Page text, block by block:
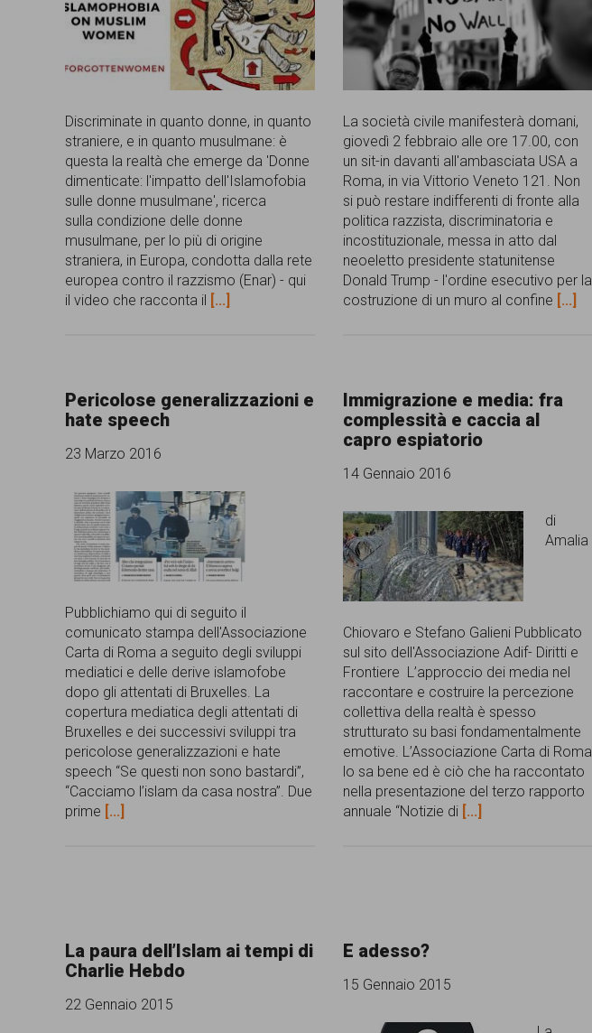
Discriminate in quanto donne, in quanto
straniere, e in quanto musulmane: è
questa la realtà che emerge da 'Donne
dimenticate: l'impatto dell'Islamofobia
sulle donne musulmane', ricerca
sulla condizione delle donne
musulmane, per lo più di origine
straniera, in Europa, condotta dalla rete
europea contro il razzismo (Enar) - qui
il video che racconta il [...]
La società civile manifesterà domani,
giovedì 2 febbraio alle ore 17.00, con
un sit-in davanti all'ambasciata USA a
Roma, in via Vittorio Veneto 121. Non
si può restare indifferenti di fronte alla
politica razzista, discriminatoria e
incostituzionale, messa in atto dal
neoeletto presidente statunitense
Donald Trump - l'ordine esecutivo per la
costruzione di un muro al confine [...]
Pericolose generalizzazioni e
hate speech
23 Marzo 2016
Pubblichiamo qui di seguito il
comunicato stampa dell'Associazione
Carta di Roma a seguito degli sviluppi
mediatici e delle derive islamofobe
dopo gli attentati di Bruxelles. La
copertura mediatica degli attentati di
Bruxelles e dei successivi sviluppi tra
pericolose generalizzazioni e hate
speech “Se questi non sono bastardi”,
“Cacciamo l’islam da casa nostra”. Due
prime [...]
Immigrazione e media: fra
complessità e caccia al
capro espiatorio
14 Gennaio 2016
di
Amalia
Chiovaro e Stefano Galieni Pubblicato
sul sito dell'Associazione Adif- Diritti e
Frontiere L’approccio dei media nel
raccontare e costruire la percezione
collettiva della realtà è spesso
strutturato su basi fondamentalmente
emotive. L’Associazione Carta di Roma
lo sa bene ed è ciò che ha raccontato
nella presentazione del terzo rapporto
annuale “Notizie di [...]
La paura dell’Islam ai tempi di
Charlie Hebdo
22 Gennaio 2015
E adesso?
15 Gennaio 2015